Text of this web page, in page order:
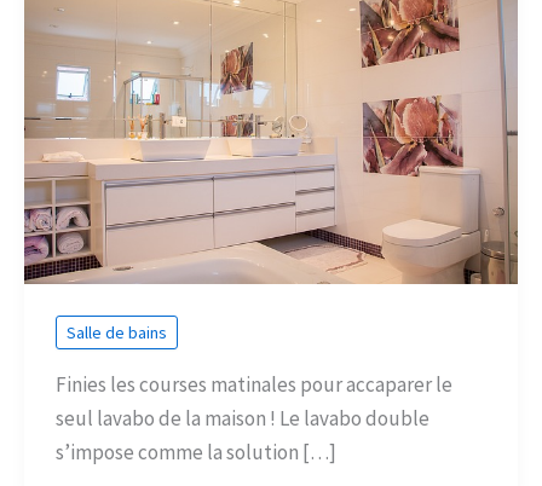
Salle de bains
Finies les courses matinales pour accaparer le
seul lavabo de la maison ! Le lavabo double
s’impose comme la solution […]